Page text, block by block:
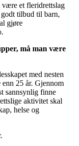
være et fleridrettslag
tilbud til barn,
gjøre
må man være
med nesten
enn 25 år. Gjennom
sannsynlig finne
aktivitet skal
helse og